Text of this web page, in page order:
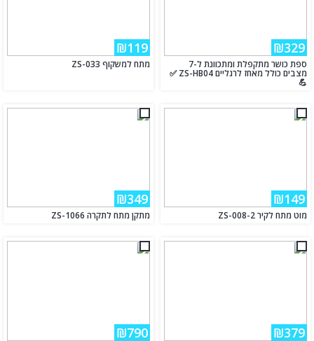
₪329
ספת כושר מתקפלת ומתכוונת ל-7
מצבים כולל מאחז לרגליים ZS-HB04 ✅
💪
₪119
מתח למשקוף ZS-033
₪149
מוט מתח לקיר ZS-008-2
₪349
מתקן מתח לתקרה ZS-1066
₪379
₪790